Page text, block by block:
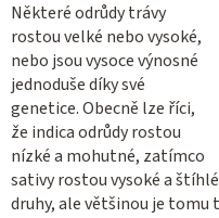
Některé odrůdy trávy
rostou velké nebo vysoké,
nebo jsou vysoce výnosné
jednoduše díky své
genetice. Obecně lze říci,
že indica odrůdy rostou
nízké a mohutné, zatímco
sativy rostou vysoké a
druhy, ale většinou je tomu